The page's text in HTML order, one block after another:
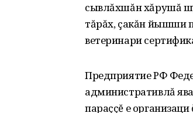
сывлăхшăн хăрушă
тăрăх, çакăн йышши
ветеринари
Предприятие РФ
административлă
параççĕ е